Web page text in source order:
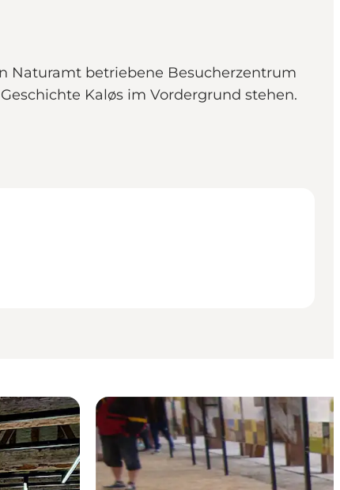
Naturamt betriebene Besucherzentrum
Kaløs im Vordergrund stehen.